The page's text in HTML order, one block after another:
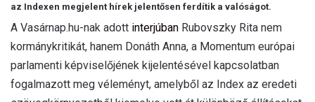
az Indexen megjelent hírek jelentősen ferdítik a valóságot.
A Vasárnap.hu-nak adott interjúban Rubovszky Rita nem
kormánykritikát, hanem Donáth Anna, a Momentum európai
parlamenti képviselőjének kijelentésével kapcsolatban
fogalmazott meg véleményt, amelyből az Index az eredeti